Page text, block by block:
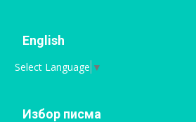
English
Select Language ▼
Избор писма